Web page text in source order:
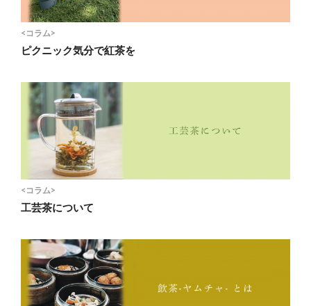
<コラム>
ピクニック気分で紅茶を
<コラム>
工芸茶について